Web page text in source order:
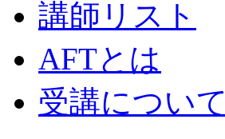
講師リスト
AFTとは
受講について